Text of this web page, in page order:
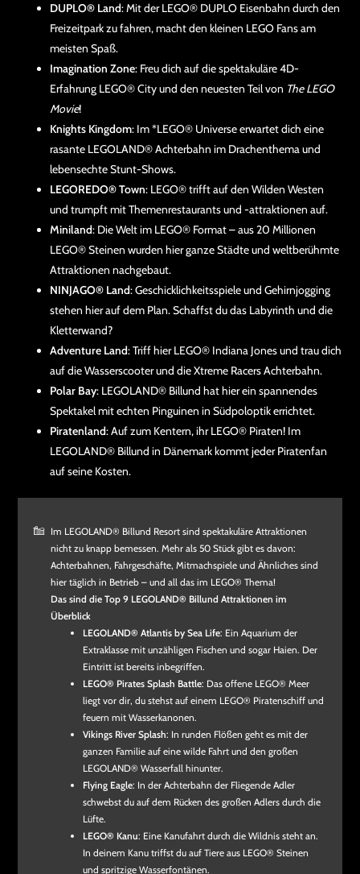
DUPLO® Land: Mit der LEGO® DUPLO Eisenbahn durch den
Freizeitpark zu fahren, macht den kleinen LEGO Fans am
meisten Spaß.
Imagination Zone: Freu dich auf die spektakuläre 4D-
Erfahrung LEGO® City und den neuesten Teil von The LEGO
Movie!
Knights Kingdom: Im *LEGO® Universe erwartet dich eine
rasante LEGOLAND® Achterbahn im Drachenthema und
lebensechte Stunt-Shows.
LEGOREDO® Town: LEGO® trifft auf den Wilden Westen
und trumpft mit Themenrestaurants und -attraktionen auf.
Miniland: Die Welt im LEGO® Format – aus 20 Millionen
LEGO® Steinen wurden hier ganze Städte und weltberühmte
Attraktionen nachgebaut.
NINJAGO® Land: Geschicklichkeitsspiele und Gehirnjogging
stehen hier auf dem Plan. Schaffst du das Labyrinth und die
Kletterwand?
Adventure Land: Triff hier LEGO® Indiana Jones und trau dich
auf die Wasserscooter und die Xtreme Racers Achterbahn.
Polar Bay: LEGOLAND® Billund hat hier ein spannendes
Spektakel mit echten Pinguinen in Südpoloptik errichtet.
Piratenland: Auf zum Kentern, ihr LEGO® Piraten! Im
LEGOLAND® Billund in Dänemark kommt jeder Piratenfan
auf seine Kosten.
Im LEGOLAND® Billund Resort sind spektakuläre Attraktionen
nicht zu knapp bemessen. Mehr als 50 Stück gibt es davon:
Achterbahnen, Fahrgeschäfte, Mitmachspiele und Ähnliches sind
hier täglich in Betrieb – und all das im LEGO® Thema!
Das sind die Top 9 LEGOLAND® Billund Attraktionen im
Überblick
LEGOLAND® Atlantis by Sea Life: Ein Aquarium der
Extraklasse mit unzähligen Fischen und sogar Haien. Der
Eintritt ist bereits inbegriffen.
LEGO® Pirates Splash Battle: Das offene LEGO® Meer
liegt vor dir, du stehst auf einem LEGO® Piratenschiff und
feuern mit Wasserkanonen.
Vikings River Splash: In runden Flößen geht es mit der
ganzen Familie auf eine wilde Fahrt und den großen
LEGOLAND® Wasserfall hinunter.
Flying Eagle: In der Achterbahn der Fliegende Adler
schwebst du auf dem Rücken des großen Adlers durch die
Lüfte.
LEGO® Kanu: Eine Kanufahrt durch die Wildnis steht an.
In deinem Kanu triffst du auf Tiere aus LEGO® Steinen
und spritzige Wasserfontänen.